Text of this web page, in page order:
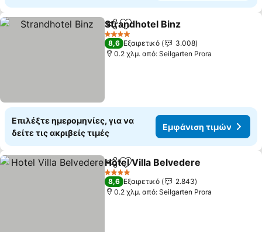
Κοινοποίηση
Προσθήκη στα αγαπημένα
Strandhotel Binz
4 Αστέρια
8,6 Εξαιρετικό
3.008
0.2 χλμ. από: Seilgarten Prora
Επιλέξτε ημερομηνίες, για να
δείτε τις ακριβείς τιμές
Εμφάνιση τιμών
Κοινοποίηση
Προσθήκη στα αγαπημένα
Hotel Villa Belvedere
4 Αστέρια
8,6 Εξαιρετικό
2.843
0.2 χλμ. από: Seilgarten Prora